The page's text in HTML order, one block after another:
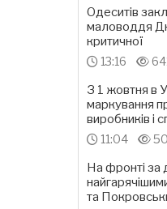
Одеситів
маловоддя
критичної
13:16
З 1 жовтня в
маркування
виробників і
11:04
На фронті за
та